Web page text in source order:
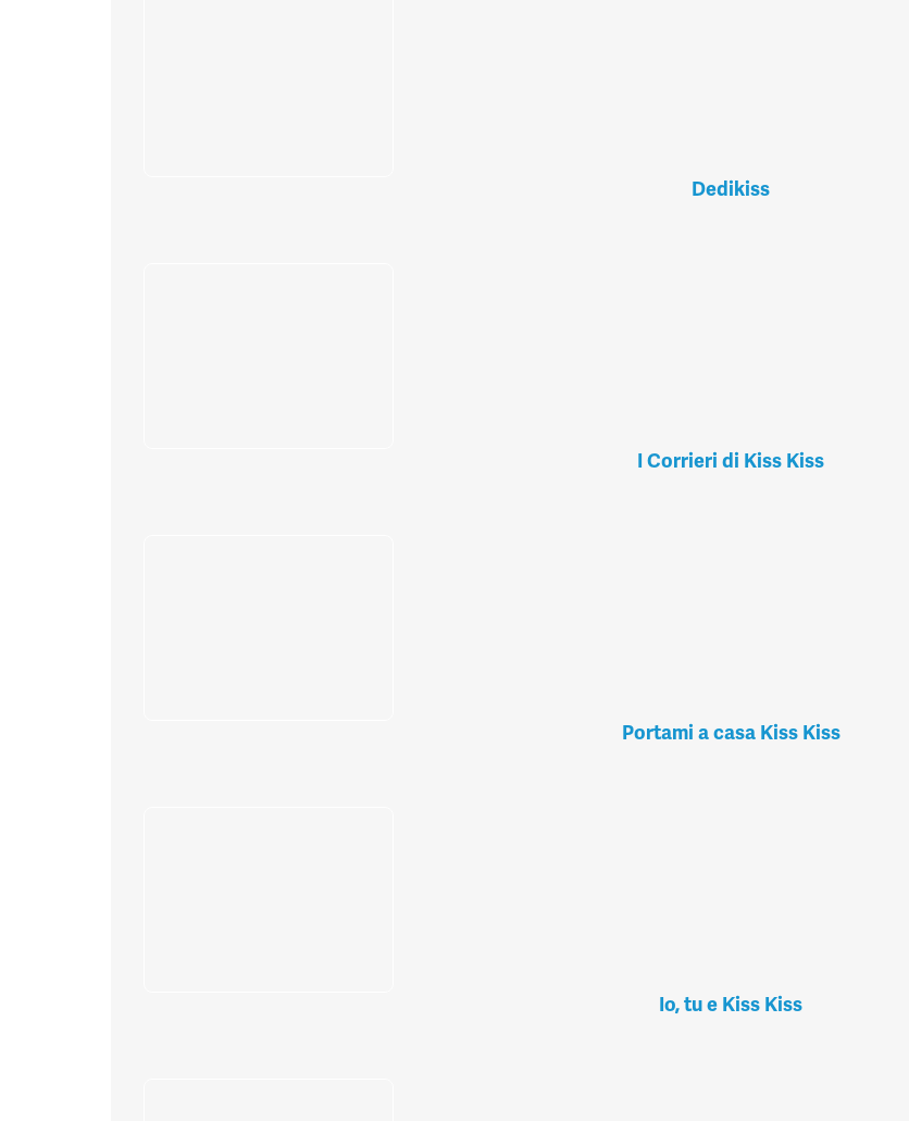
Dedikiss
I Corrieri di Kiss Kiss
Portami a casa Kiss Kiss
Io, tu e Kiss Kiss